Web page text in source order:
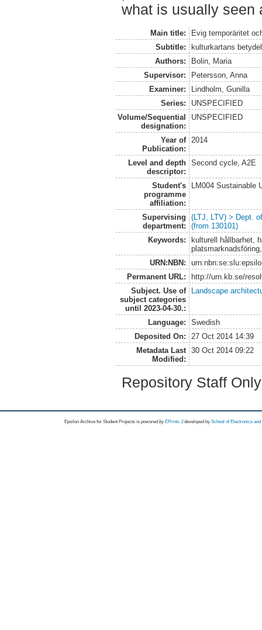
what is usually seen
Main title:
Evig temporäritet
Subtitle:
kulturkartans
Authors:
Bolin, Maria
Supervisor:
Petersson, Anna
Examiner:
Lindholm, Gunilla
Series:
UNSPECIFIED
Volume/Sequential
designation:
UNSPECIFIED
Year of
Publication:
2014
Level and depth
descriptor:
Second cycle, A2E
Student's
programme
affiliation:
LM004 Sustainable
Supervising
department:
(LTJ, LTV) > Dept.
(from 130101)
Keywords:
kulturell hållbarhet,
URN:NBN:
Permanent URL:
http://urn.kb.se/
Subject. Use of
subject categories
until 2023-04-30.:
Landscape
Language:
Swedish
Deposited On:
27 Oct 2014 14:39
Metadata Last
Modified:
30 Oct 2014 09:22
Repository Staff
Epsilon Archive for Student Projects is powored byEPrints 3 developed by School of Electronics